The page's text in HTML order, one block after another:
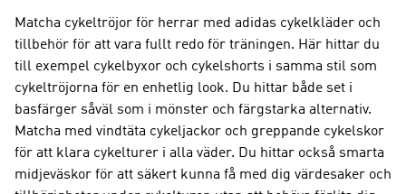
Matcha cykeltröjor för herrar med adidas cykelkläder och
tillbehör för att vara fullt redo för träningen. Här hittar du
till exempel cykelbyxor och cykelshorts i samma stil som
cykeltröjorna för en enhetlig look. Du hittar både set i
basfärger såväl som i mönster och färgstarka alternativ.
Matcha med vindtäta cykeljackor och greppande cykelskor
för att klara cykelturer i alla väder. Du hittar också smarta
midjeväskor för att säkert kunna få med dig värdesaker och